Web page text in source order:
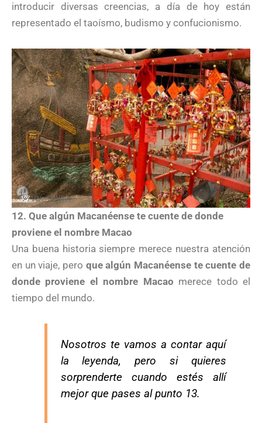
introducir diversas creencias, a día de hoy están
representado el taoísmo, budismo y confucionismo.
12. Que algún Macanéense te cuente de donde
proviene el nombre Macao
Una buena historia siempre merece nuestra atención
en un viaje, pero que algún Macanéense te cuente de
donde proviene el nombre Macao merece todo el
tiempo del mundo.
Nosotros te vamos a contar aquí
la leyenda, pero si quieres
sorprenderte cuando estés allí
mejor que pases al punto 13.